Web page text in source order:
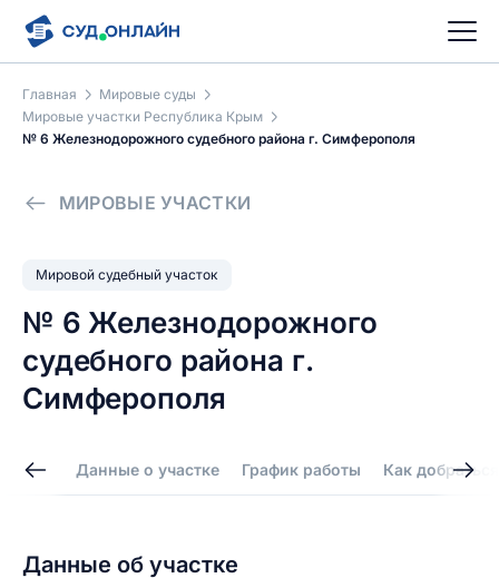
Главная
Мировые суды
Мировые участки Республика Крым
№ 6 Железнодорожного судебного района г. Симферополя
МИРОВЫЕ УЧАСТКИ
Мировой судебный участок
№ 6 Железнодорожного
судебного района г.
Симферополя
Данные о участке График работы Как добраться
Данные об участке